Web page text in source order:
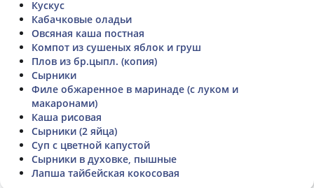
Кускус
Кабачковые оладьи
Овсяная каша постная
Компот из сушеных яблок и груш
Плов из бр.цыпл. (копия)
Сырники
Филе обжаренное в маринаде (с луком и
макаронами)
Каша рисовая
Сырники (2 яйца)
Суп с цветной капустой
Сырники в духовке, пышные
Лапша тайбейская кокосовая